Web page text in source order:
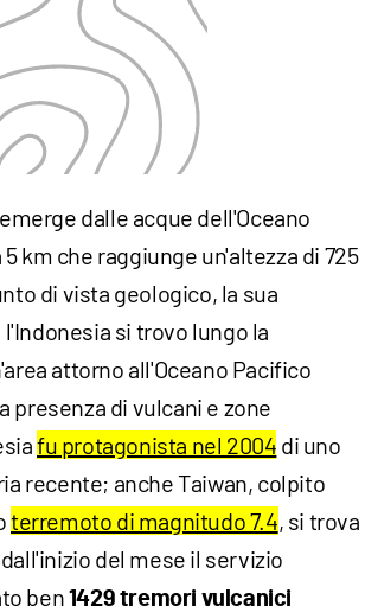
dalle acque dell'Oceano
km che raggiunge un'altezza di 725
di vista geologico, la sua
si trovo lungo la
attorno all'Oceano Pacifico
presenza di vulcani e zone
fu protagonista nel 2004 di uno
recente; anche Taiwan, colpito
terremoto di magnitudo 7.4, si trova
del mese il servizio
ben 1429 tremori vulcanici